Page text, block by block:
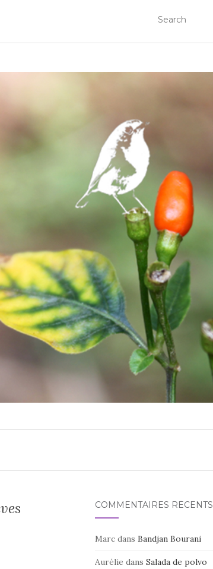
COMMENTAIRES RÉCENTS
Marcdans Bandjan Bourani
Aurélie dans Salada de polvo